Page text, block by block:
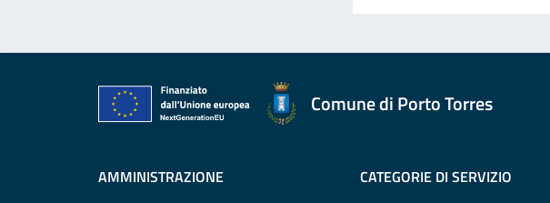
Comune di Porto Torres
AMMINISTRAZIONE CATEGORIE DI SERVIZIO